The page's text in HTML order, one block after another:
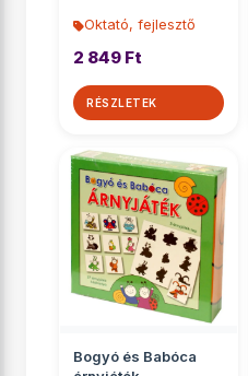
Oktató, fejlesztő
2 849 Ft
RÉSZLETEK
Bogyó és Babóca